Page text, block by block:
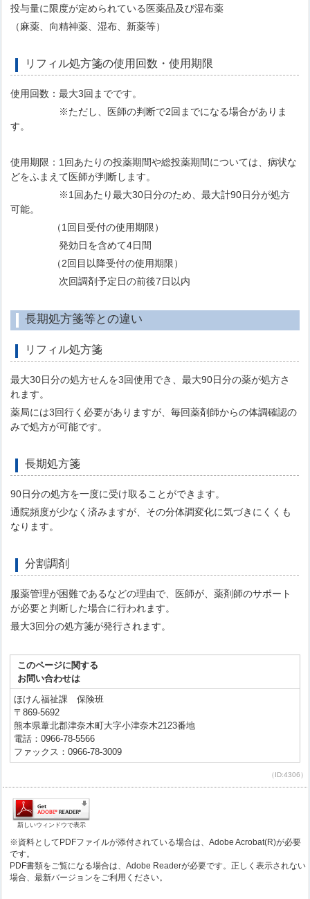
投与量に限度が定められている医薬品及び湿布薬
（麻薬、向精神薬、湿布、新薬等）
リフィル処方箋の使用回数・使用期限
使用回数：最大3回までです。
※ただし、医師の判断で2回までになる場合がありま
す。
使用期限：1回あたりの投薬期間や総投薬期間については、病状な
どをふまえて医師が判断します。
※1回あたり最大30日分のため、最大計90日分が処方
可能。
（1回目受付の使用期限）
発効日を含めて4日間
（2回目以降受付の使用期限）
次回調剤予定日の前後7日以内
長期処方箋等との違い
リフィル処方箋
最大30日分の処方せんを3回使用でき、最大90日分の薬が処方さ
れます。
薬局には3回行く必要がありますが、毎回薬剤師からの体調確認の
みで処方が可能です。
長期処方箋
90日分の処方を一度に受け取ることができます。
通院頻度が少なく済みますが、その分体調変化に気づきにくくも
なります。
分割調剤
服薬管理が困難であるなどの理由で、医師が、薬剤師のサポート
が必要と判断した場合に行われます。
最大3回分の処方箋が発行されます。
このページに関する
お問い合わせは
ほけん福祉課 保険班
〒869-5692
熊本県葦北郡津奈木町大字小津奈木2123番地
電話：0966-78-5566
ファックス：0966-78-3009
（ID:4306）
新しいウィンドウで表示
※資料としてPDFファイルが添付されている場合は、Adobe Acrobat(R)が必要
です。
PDF書類をご覧になる場合は、Adobe Readerが必要です。正しく表示されない
場合、最新バージョンをご利用ください。